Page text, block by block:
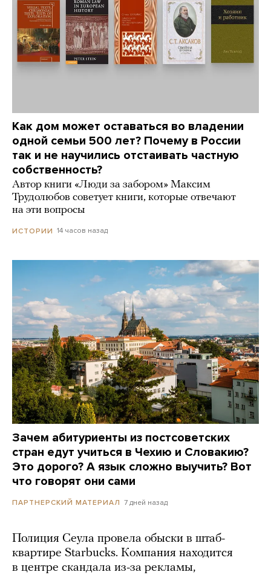
Как дом может оставаться во владении
одной семьи 500 лет? Почему в России
так и не научились отстаивать частную
собственность?
Автор книги «Люди за забором» Максим
Трудолюбов советует книги, которые отвечают
на эти вопросы
ИСТОРИИ 14 часов назад
Зачем абитуриенты из постсоветских
стран едут учиться в Чехию и Словакию?
Это дорого? А язык сложно выучить? Вот
что говорят они сами
ПАРТНЕРСКИЙ МАТЕРИАЛ 7 дней назад
Полиция Сеула провела обыски в штаб-
квартире Starbucks. Компания находится
в центре скандала из-за рекламы,